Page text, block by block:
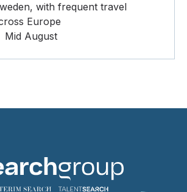
with frequent travel
Europe
Mid August